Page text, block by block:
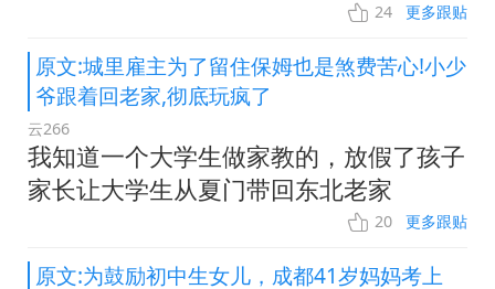
24 更多跟贴
原文:城里雇主为了留住保姆也是煞费苦心!小少
爷跟着回老家,彻底玩疯了
云266
我知道一个大学生做家教的，放假了孩子
家长让大学生从夏门带回东北老家
20 更多跟贴
原文:为鼓励初中生女儿，成都41岁妈妈考上